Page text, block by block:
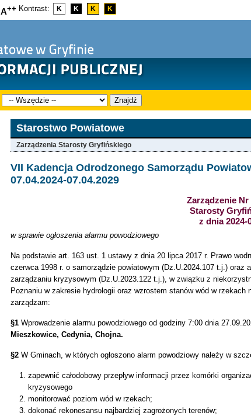
A++ Kontrast: K K K K
Znajdź
Starostwo Powiatowe
Zarządzenia Starosty Gryfińskiego
VII Kadencja Odrodzonego Samorządu
07.04.2024-07.04.2029
Zarządzenie Nr
Starosty
z dnia 2024-
w sprawie ogłoszenia alarmu powodziowego
Na podstawie art. 163 ust. 1 ustawy z dnia 20 lipca 2017 r. Prawo
czerwca 1998 r. o samorządzie powiatowym (Dz.U.2024.107 t.j.)
zarządzaniu kryzysowym (Dz.U.2023.122 t.j.), w związku z
Poznaniu w zakresie hydrologii oraz wzrostem stanów wód w rzekach
zarządzam:
§1 Wprowadzenie alarmu powodziowego od godziny 7:00 dnia
Mieszkowice, Cedynia, Chojna.
§2W Gminach, w których ogłoszono alarm powodziowy należy w
zapewnić całodobowy przepływ informacji przez komórki
kryzysowego
monitorować poziom wód w rzekach;
dokonać rekonesansu najbardziej zagrożonych terenów;